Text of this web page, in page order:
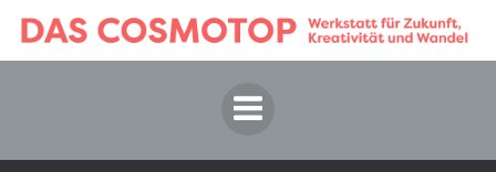
Springe
zum
Inhalt